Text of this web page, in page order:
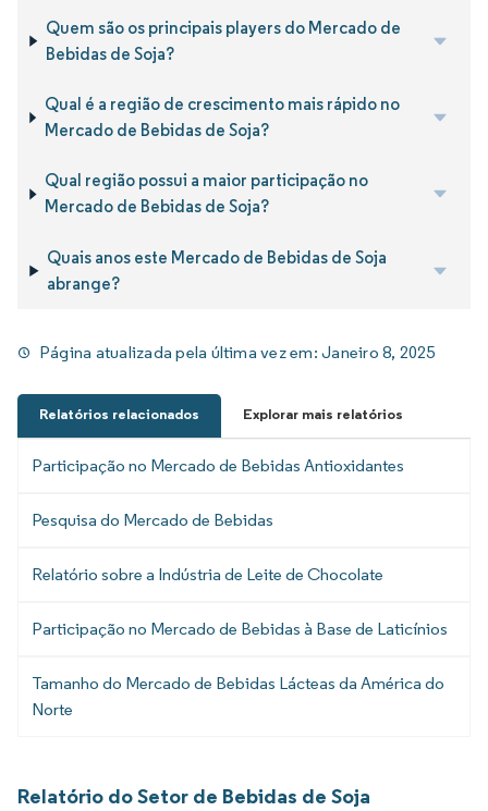
Quem são os principais players do Mercado de
Bebidas de Soja?
Qual é a região de crescimento mais rápido no
Mercado de Bebidas de Soja?
Qual região possui a maior participação no
Mercado de Bebidas de Soja?
Quais anos este Mercado de Bebidas de Soja
abrange?
Página atualizada pela última vez em:Janeiro 8, 2025
Relatórios relacionados Explorar mais relatórios
Participação no Mercado de Bebidas Antioxidantes
Pesquisa do Mercado de Bebidas
Relatório sobre a Indústria de Leite de Chocolate
Participação no Mercado de Bebidas à Base de Laticínios
Tamanho do Mercado de Bebidas Lácteas da América do
Norte
Relatório do Setor de Bebidas de Soja